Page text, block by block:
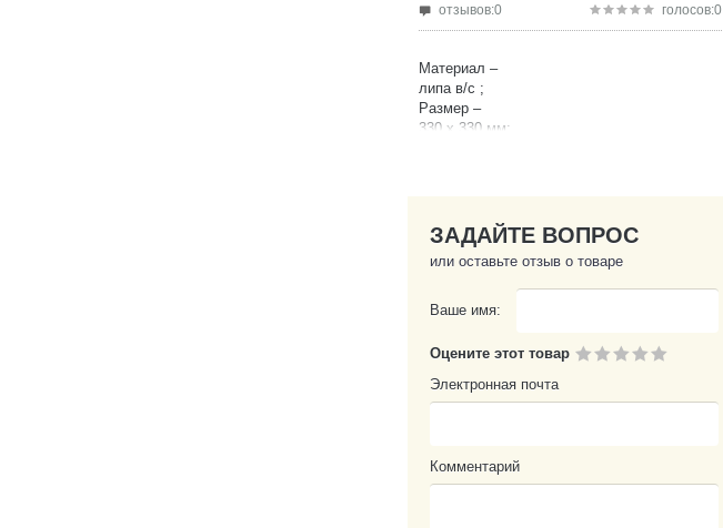
отзывов:0 голосов:0
Материал –
липа в/с ;
Размер –
330 х 330 мм;
ЗАДАЙТЕ ВОПРОС
или оставьте отзыв о товаре
Ваше имя:
Оцените этот товар
Электронная почта
Комментарий